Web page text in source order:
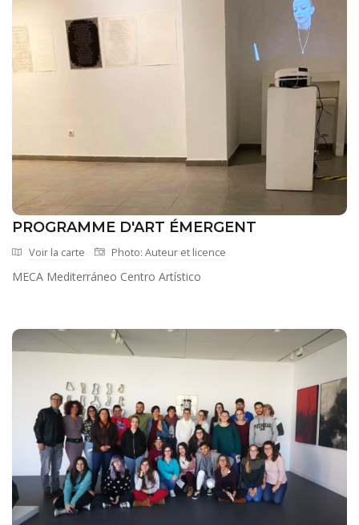
PROGRAMME D'ART ÉMERGENT
Voir la carte Photo: Auteur et licence
MECA Mediterráneo Centro Artístico